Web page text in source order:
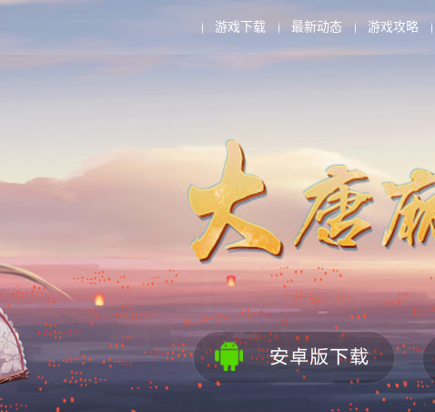
游戏下载 最新动态 游戏攻略